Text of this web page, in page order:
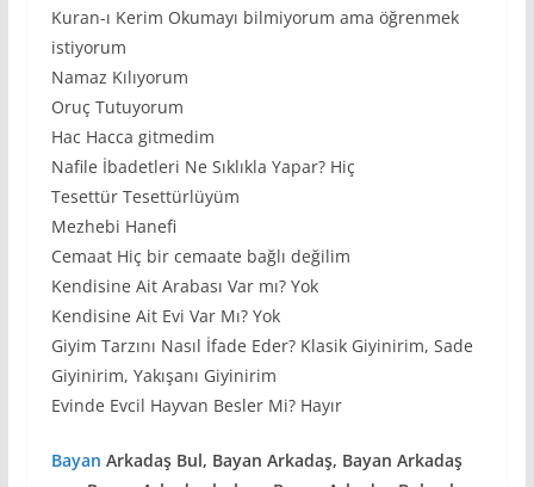
Kuran-ı Kerim Okumayı bilmiyorum ama öğrenmek
istiyorum
Namaz Kılıyorum
Oruç Tutuyorum
Hac Hacca gitmedim
Nafile İbadetleri Ne Sıklıkla Yapar? Hiç
Tesettür Tesettürlüyüm
Mezhebi Hanefi
Cemaat Hiç bir cemaate bağlı değilim
Kendisine Ait Arabası Var mı? Yok
Kendisine Ait Evi Var Mı? Yok
Giyim Tarzını Nasıl İfade Eder? Klasik Giyinirim, Sade
Giyinirim, Yakışanı Giyinirim
Evinde Evcil Hayvan Besler Mi? Hayır
Bayan Arkadaş Bul, Bayan Arkadaş, Bayan Arkadaş